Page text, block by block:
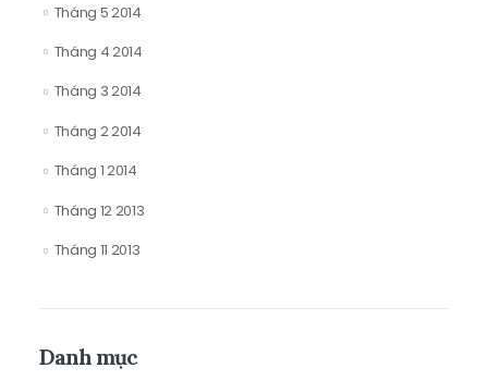
Tháng 5 2014
Tháng 4 2014
Tháng 3 2014
Tháng 2 2014
Tháng 1 2014
Tháng 12 2013
Tháng 11 2013
Danh mục